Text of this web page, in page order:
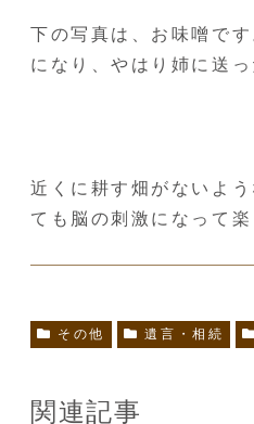
下の写真は、お味噌で
になり、やはり姉に送
近くに耕す畑がないよ
ても脳の刺激になって
その他 遺言・相続
関連記事